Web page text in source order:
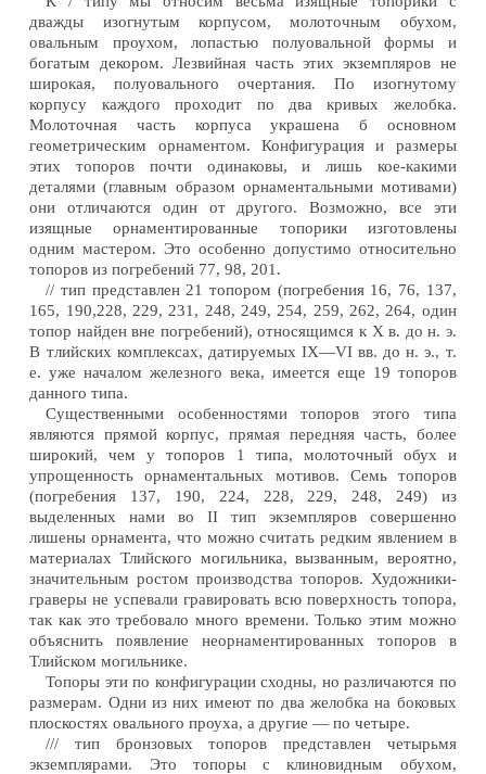
дважды изогнутым корпусом, молоточным обухом,
овальным проухом, лопастью полуовальной формы и
богатым декором. Лезвийная часть этих экземпляров не
широкая, полуовального очертания. По изогнутому
корпусу каждого проходит по два кривых желобка.
Молоточная часть корпуса украшена б основном
геометрическим орнаментом. Конфигурация и размеры
этих топоров почти одинаковы, и лишь кое-какими
деталями (главным образом орнаментальными мотивами)
они отличаются один от другого. Возможно, все эти
изящные орнаментированные топорики изготовлены
одним мастером. Это особенно допустимо относительно
топоров из погребений 77, 98, 201.
// тип представлен 21 топором (погребения 16, 76, 137,
165, 190,228, 229, 231, 248, 249, 254, 259, 262, 264, один
топор найден вне погребений), относящимся к X в. до н. э.
В тлийских комплексах, датируемых IX—VI вв. до н. э., т.
е. уже началом железного века, имеется еще 19 топоров
данного типа.
Существенными особенностями топоров этого типа
являются прямой корпус, прямая передняя часть, более
широкий, чем у топоров 1 типа, молоточный обух и
упрощенность орнаментальных мотивов. Семь топоров
(погребения 137, 190, 224, 228, 229, 248, 249) из
выделенных нами во II тип экземпляров совершенно
лишены орнамента, что можно считать редким явлением в
материалах Тлийского могильника, вызванным, вероятно,
значительным ростом производства топоров. Художники-
граверы не успевали гравировать всю поверхность топора,
так как это требовало много времени. Только этим можно
объяснить появление неорнаментированных топоров в
Тлийском могильнике.
Топоры эти по конфигурации сходны, но различаются по
размерам. Одни из них имеют по два желобка на боковых
плоскостях овального проуха, а другие — по четыре.
/// тип бронзовых топоров представлен четырьмя
экземплярами. Это топоры с клиновидным обухом,